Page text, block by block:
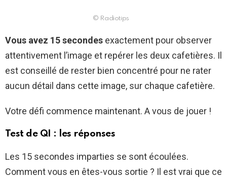
© Radiotips
Vous avez 15 secondes exactement pour observer
attentivement l’image et repérer les deux cafetières. Il
est conseillé de rester bien concentré pour ne rater
aucun détail dans cette image, sur chaque cafetière.
Votre défi commence maintenant. A vous de jouer !
Test de QI : les réponses
Les 15 secondes imparties se sont écoulées.
Comment vous en êtes-vous sortie ? Il est vrai que ce